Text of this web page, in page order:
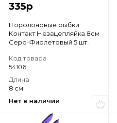
335р
Поролоновые рыбки
Контакт Незацепляйка 8см
Серо-Фиолетовый 5 шт.
Код товара
54106
Длина
8 см.
Нет в наличии